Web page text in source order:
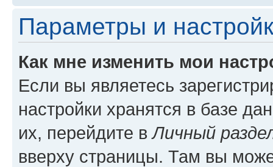
Параметры и
Как мне изменить мои
Если вы являетесь
настройки хранятся в базе
их, перейдите вЛичный
вверху страницы. Там вы